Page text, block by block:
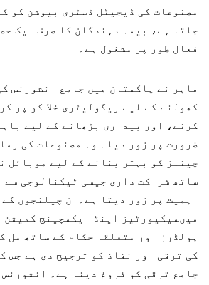
مصنوعات کی ڈیجیٹل ڈسٹری بیوشن کو
جاتا ہے، بیمہ دہندگان کا صرف ایک
فعال طور پر مشغول ہے۔
ماہر نے پاکستان میں جامع انشورنس
کھولنے کے لیے ریگولیٹری خلا کو پر
کرنے، اور بیداری بڑھانے کے لیے
ضرورت پر زور دیا۔ وہ مصنوعات کی
چینلز کو بہتر بنانے کے لیے موبائل
ساتھ شراکت داری جیسی ٹیکنالوجی سے
اہمیت پر زور دیتا ہے۔ان چیلنجوں
میںسیکیورٹیز اینڈ ایکسچینج کمیشن
ہولڈرز اور متعلقہ حکام کے ساتھ مل
کی ترقی اور نفاذ کو ترجیح دی ہے جس
جامع ترقی کو فروغ دینا ہے۔